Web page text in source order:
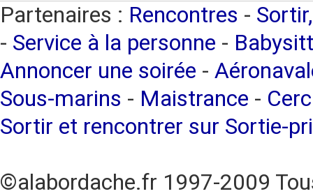
Partenaires : Rencontres -
- Service à la personne -
Annoncer une soirée -
Sous-marins - Maistrance -
Sortir et rencontrer sur Sortie-
©alabordache.fr 1997-2009